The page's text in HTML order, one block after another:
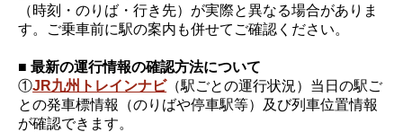
（時刻・のりば・行き先）が実際と異なる場合がありま
す。ご乗車前に駅の案内も併せてご確認ください。
■ 最新の運行情報の確認方法について
①JR九州トレインナビ（駅ごとの運行状況）当日の駅ご
との発車標情報（のりばや停車駅等）及び列車位置情報
が確認できます。